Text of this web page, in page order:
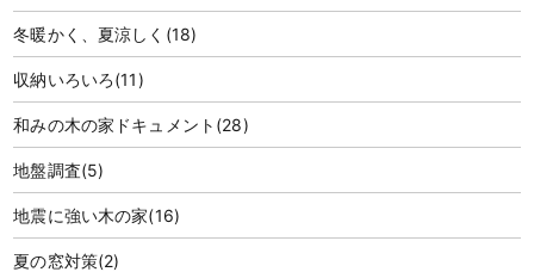
冬暖かく、夏涼しく (18)
収納いろいろ(11)
和みの木の家ドキュメント (28)
地盤調査(5)
地震に強い木の家(16)
夏の窓対策(2)